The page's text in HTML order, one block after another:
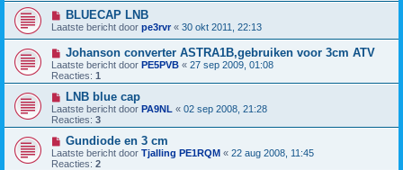
BLUECAP LNB
Laatste bericht door pe3rvr « 30 okt 2011, 22:13
Johanson converter ASTRA1B,gebruiken voor 3cm ATV
Laatste bericht door PE5PVB « 27 sep 2009, 01:08
Reacties: 1
LNB blue cap
Laatste bericht door PA9NL « 02 sep 2008, 21:28
Reacties: 3
Gundiode en 3 cm
Laatste bericht door Tjalling PE1RQM « 22 aug 2008, 11:45
Reacties: 2